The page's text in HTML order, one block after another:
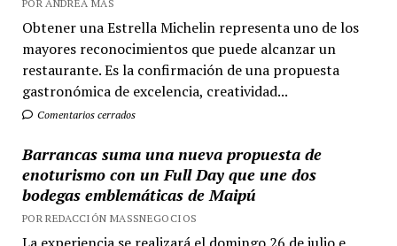
POR ANDREA MAS
Obtener una Estrella Michelin representa uno de los
mayores reconocimientos que puede alcanzar un
restaurante. Es la confirmación de una propuesta
gastronómica de excelencia, creatividad...
Comentarios cerrados
Barrancas suma una nueva propuesta de
enoturismo con un Full Day que une dos
bodegas emblemáticas de Maipú
POR REDACCIÓN MASSNEGOCIOS